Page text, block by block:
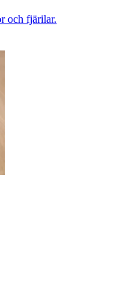
och fjärilar.